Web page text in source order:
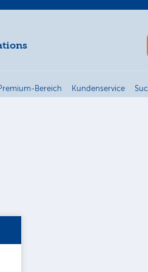
Bereich Kundenservice